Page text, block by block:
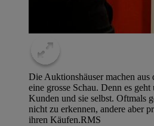
Die Auktionshäuser machen aus
eine grosse Schau. Denn es
Kunden und sie selbst. Oftmals
nicht zu erkennen, andere aber
ihren Käufen.RMS